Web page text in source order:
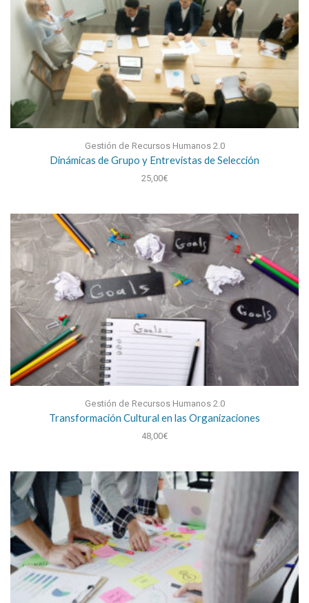
Gestión de Recursos Humanos 2.0
Dinámicas de Grupo y Entrevistas de Selección
25,00€
Gestión de Recursos Humanos 2.0
Transformación Cultural en las Organizaciones
48,00€